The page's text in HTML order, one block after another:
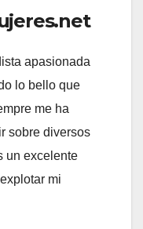
apasionada
lo bello que
me ha
sobre diversos
un excelente
mi